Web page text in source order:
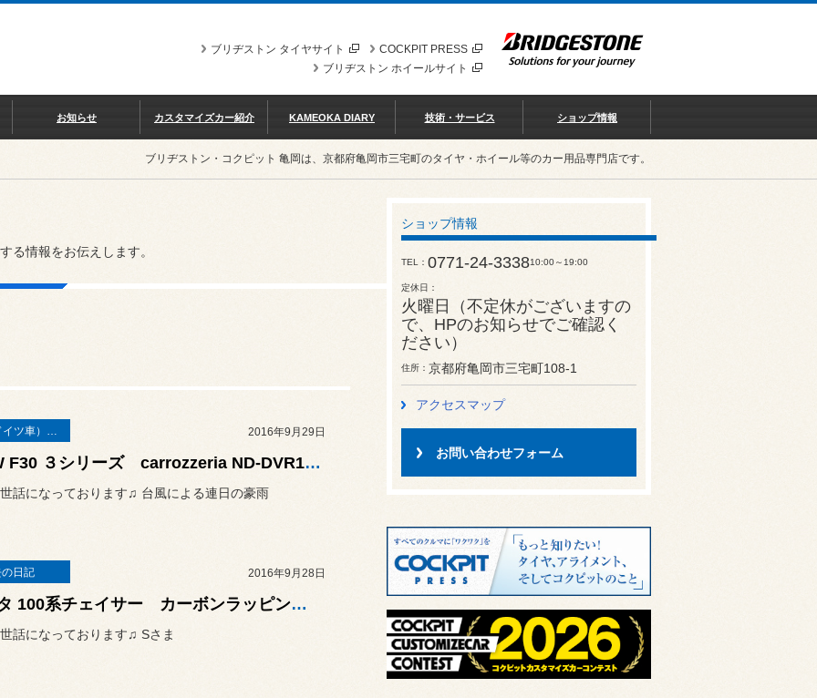
COCKPIT PRESS
ブリヂストン タイヤサイト
ブリヂストン ホイールサイト
お知らせ カスタマイズカー紹介 KAMEOKA DIARY 技術・サービス ショップ情報
ブリヂストン・コクピット 亀岡は、京都府亀岡市三宅町のタイヤ・ホイール等のカー用品専門店です。
る情報をお伝えします。
輸入車（ドイツ車）の作業 2016年9月29日
BMW F30 ３シリーズ carrozzeria ND-DVR10 インストール♫
話になっております♫ 台風による連日の豪雨
日記 2016年9月28日
トヨタ 100系チェイサー カーボンラッピング＆ペイント♫
話になっております♫ Sさま
ショップ情報
TEL 0771-24-333810:00～19:00
定休日
火曜日（不定休がございますの
で、HPのお知らせでご確認く
ださい）
住所 京都府亀岡市三宅町108-1
アクセスマップ
お問い合わせフォーム